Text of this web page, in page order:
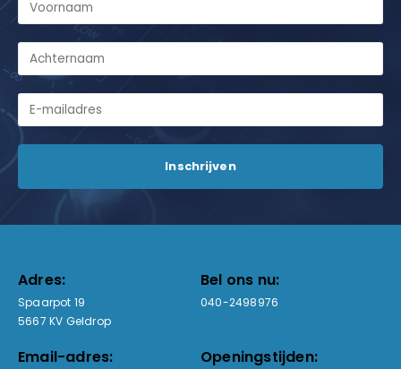
Adres:
Spaarpot 19
5667 KV Geldrop
Bel ons nu:
040-2498976
Email-adres: Openingstijden: